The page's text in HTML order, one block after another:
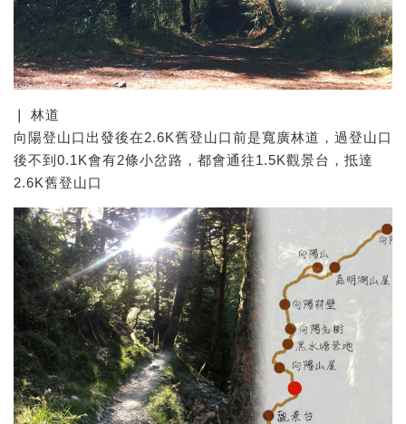
❘ 林道
向陽登山口出發後在2.6K舊登山口前是寬廣林道，過登山口
後不到0.1K會有2條小岔路，都會通往1.5K觀景台，抵達
2.6K舊登山口